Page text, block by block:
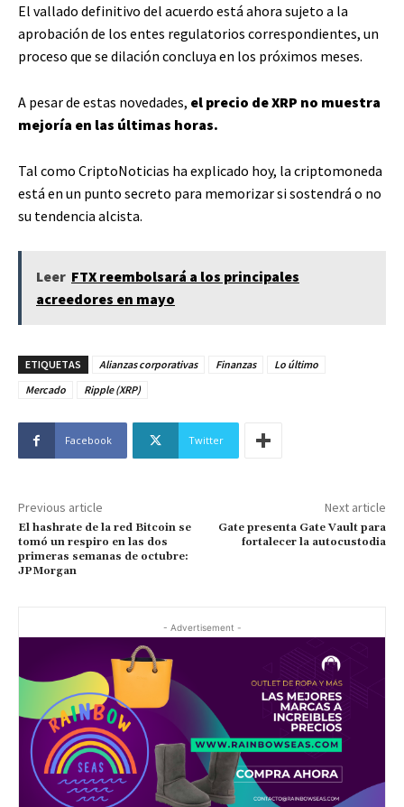
El vallado definitivo del acuerdo está ahora sujeto a la
aprobación de los entes regulatorios correspondientes, un
proceso que se dilación concluya en los próximos meses.
A pesar de estas novedades, el precio de XRP no muestra
mejoría en las últimas horas.
Tal como CriptoNoticias ha explicado hoy, la criptomoneda
está en un punto secreto para memorizar si sostendrá o no
su tendencia alcista.
Leer FTX reembolsará a los principales
acreedores en mayo
ETIQUETAS Alianzas corporativas Finanzas
Lo último
Mercado
Ripple (XRP)
Facebook Twitter
Previous article
El hashrate de la red Bitcoin se
tomó un respiro en las dos
primeras semanas de octubre:
JPMorgan
Next article
Gate presenta Gate Vault para
fortalecer la autocustodia
- Advertisement -